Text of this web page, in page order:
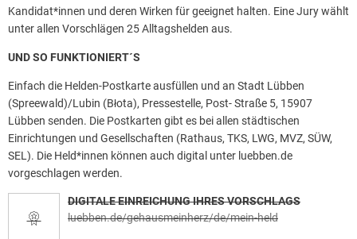
Kandidat*innen und deren Wirken für geeignet halten. Eine Jury wählt
unter allen Vorschlägen 25 Alltagshelden aus.
UND SO FUNKTIONIERT´S
Einfach die Helden-Postkarte ausfüllen und an Stadt Lübben
(Spreewald)/Lubin (Błota), Pressestelle, Post- Straße 5, 15907
Lübben senden. Die Postkarten gibt es bei allen städtischen
Einrichtungen und Gesellschaften (Rathaus, TKS, LWG, MVZ, SÜW,
SEL). Die Held*innen können auch digital unter luebben.de
vorgeschlagen werden.
DIGITALE EINREICHUNG IHRES VORSCHLAGS
luebben.de/gehausmeinherz/de/mein-held